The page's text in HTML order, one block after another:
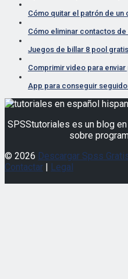
Cómo quitar el patrón de un
Cómo eliminar contactos
Juegos de billar 8 pool gratis
Comprimir video para enviar
App para conseguir
SPSStutoriales es un blog
sobre
© 2026 Descargar Spss
Contactar | Legal